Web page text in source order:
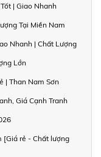
| Giao Nhanh
Tại Miền Nam
Nhanh | Chất Lượng
Lớn
| Than Nam Sơn
Giá Cạnh Tranh
[Giá rẻ - Chất lượng